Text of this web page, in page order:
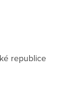
republice